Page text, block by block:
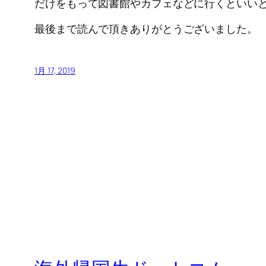
だけをもって図書館やカフェなどに行くといい
最後まで読んで頂きありがとうございました。
1月 17, 2019